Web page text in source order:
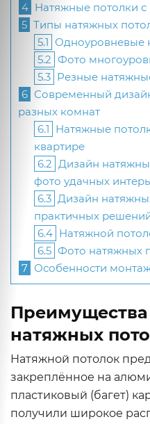
4 Натяжные потолки
5 Типы натяжных
5.1 Одноуровневые
5.2 Фото
5.3 Резные
6 Современный
разных комнат
6.1 Натяжные
квартире
6.2 Дизайн
фото удачных
6.3 Дизайн
практичных
6.4 Натяжной
6.5 Фото натяжных
7 Особенности
Преимущества
натяжных
Натяжной потолок
закреплённое на
пластиковый (багет)
получили широкое